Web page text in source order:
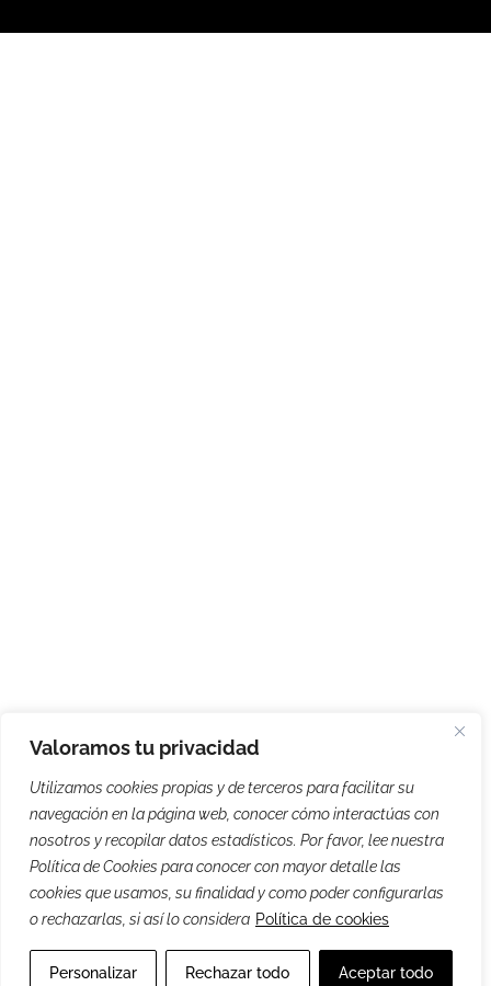
Valoramos tu privacidad
Utilizamos cookies propias y de terceros para facilitar su
navegación en la página web, conocer cómo interactúas con
nosotros y recopilar datos estadísticos. Por favor, lee nuestra
Política de Cookies para conocer con mayor detalle las
cookies que usamos, su finalidad y como poder configurarlas
o rechazarlas, si así lo considera Política de cookies
Personalizar Rechazar todo Aceptar todo